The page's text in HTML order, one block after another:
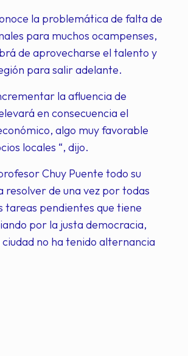
la problemática de falta de
para muchos ocampenses,
de aprovecharse el talento y
para salir adelante.
la afluencia de
en consecuencia el
algo muy favorable
locales “, dijo.
Chuy Puente todo su
resolver de una vez por todas
tareas pendientes que tiene
por la justa democracia,
ciudad no ha tenido alternancia